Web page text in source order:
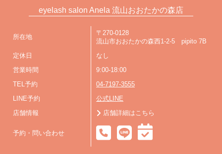
eyelash salon Anela 流山おおたかの森店
所在地
〒270-0128
流山市おおたかの森西1-2-5 pipito 7B
定休日 なし
営業時間 9:00-18:00
TEL予約 04-7197-3555
LINE予約 公式LINE
店舗情報 店舗詳細はこちら
予約・問い合わせ